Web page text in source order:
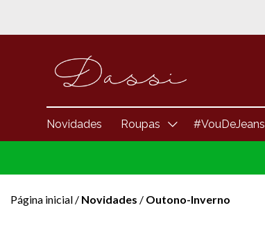
Novidades Roupas #VouDeJeans
Página inicial / Novidades / Outono-Inverno